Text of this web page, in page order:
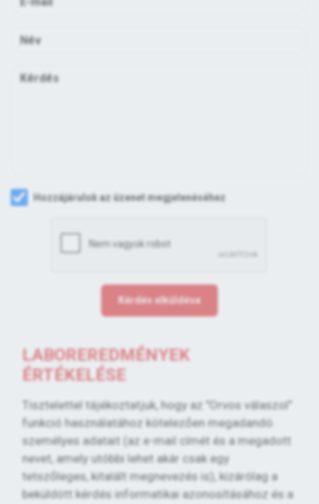
Hozzájárulok az üzenet megjelenéséhez
Kérdés elküldése
LABOREREDMÉNYEK
ÉRTÉKELÉSE
Tisztelettel tájékoztatjuk, hogy az "Orvos válaszol"
funkció használatához kötelezően megadandó
személyes adatait (az e-mail címét és a megadott
nevet, amely utóbbi lehet akár csak egy
tetszőleges, kitalált megnevezés is), kizárólag a
beküldött kérdés informatikai azonosításához és a